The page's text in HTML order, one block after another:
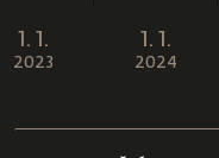
L1. 1.
2023
1. 1.
2024